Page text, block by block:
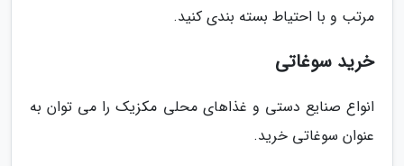
مرتب و با احتیاط بسته بندی کنید.
خرید سوغاتی
انواع صنایع دستی و غذاهای محلی مکزیک را می توان به
عنوان سوغاتی خرید.